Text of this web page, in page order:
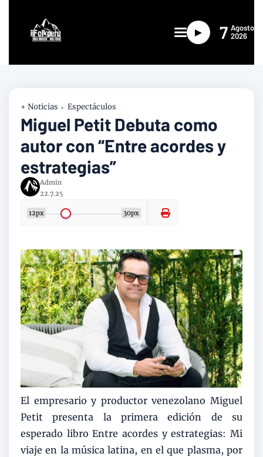
► 7 Agosto
2026
+ Noticias Espectáculos
Miguel Petit Debuta como
autor con “Entre acordes y
estrategias”
Admin
22.7.25
12px 30px
El empresario y productor venezolano Miguel
Petit presenta la primera edición de su
esperado libro Entre acordes y estrategias: Mi
viaje en la música latina, en el que plasma, por